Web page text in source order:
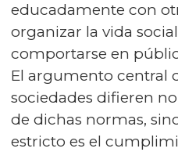
educadamente con
organizar la vida
comportarse en
El argumento central
sociedades difieren
de dichas normas,
estricto es el